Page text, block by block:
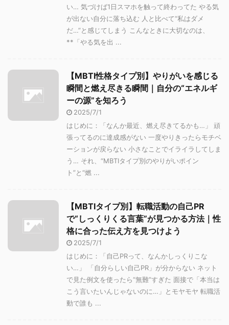
い… 気づけば1日スマホを触って終わってた やる気
が出ない自分に落ち込む 人と比べて“私はダメ
だ…”と感じてしまう こんなときに大切なのは、
**「やる気を出 ...
【MBTI性格タイプ別】やりがいを感じる
瞬間と燃え尽きる瞬間｜自分の“エネルギ
ーの源”を知ろう
2025/7/1
はじめに：「なんか最近、燃え尽きてるかも…」 頑
張ってるのに達成感がない 一度やりきったらモチベ
ーションが戻らない 小さなことでイライラしてしま
う… それ、“MBTIタイプ別のやりがいポイン
ト”と“燃 ...
【MBTIタイプ別】転職活動の自己PR
で“しっくりくる言葉”が見つかる方法｜性
格に合った伝え方を見つけよう
2025/7/1
はじめに：「自己PRって、なんかしっくりこな
い…」 「自分らしい自己PR」が分からない ネット
で見た例文を使ったら“無難”すぎた 面接で「本当は
こう言いたいんじゃないのに…」とモヤモヤ 転職活
動で誰も ...